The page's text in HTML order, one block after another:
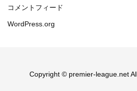
コメントフィード
WordPress.org
Copyright © premier-league.net